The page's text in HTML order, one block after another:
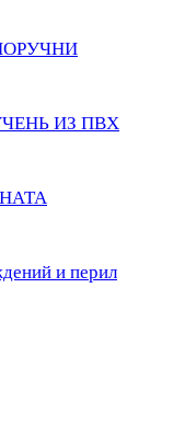
ИЗ ПВХ
и перил